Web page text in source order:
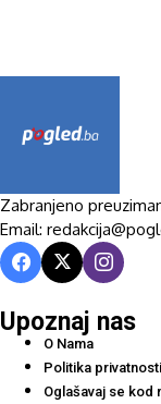
Zabranjeno
Email:
Upoznaj nas
O Nama
Politika privatnosti
Oglašavaj se kod